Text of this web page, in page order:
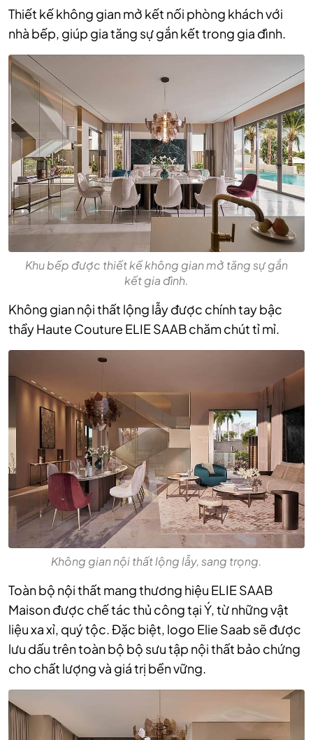
Thiết kế không gian mở kết nối phòng khách với
nhà bếp, giúp gia tăng sự gắn kết trong gia đình.
Khu bếp được thiết kế không gian mở tăng sự gắn
kết gia đình.
Không gian nội thất lộng lẫy được chính tay bậc
thầy Haute Couture ELIE SAAB chăm chút tỉ mỉ.
Không gian nội thất lộng lẫy, sang trọng.
Toàn bộ nội thất mang thương hiệu ELIE SAAB
Maison được chế tác thủ công tại Ý, từ những vật
liệu xa xỉ, quý tộc. Đặc biệt, logo Elie Saab sẽ được
lưu dấu trên toàn bộ bộ sưu tập nội thất bảo chứng
cho chất lượng và giá trị bền vững.